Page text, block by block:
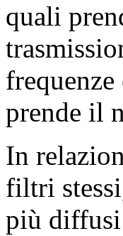
quali
prende il
In
filtri
più diffusi